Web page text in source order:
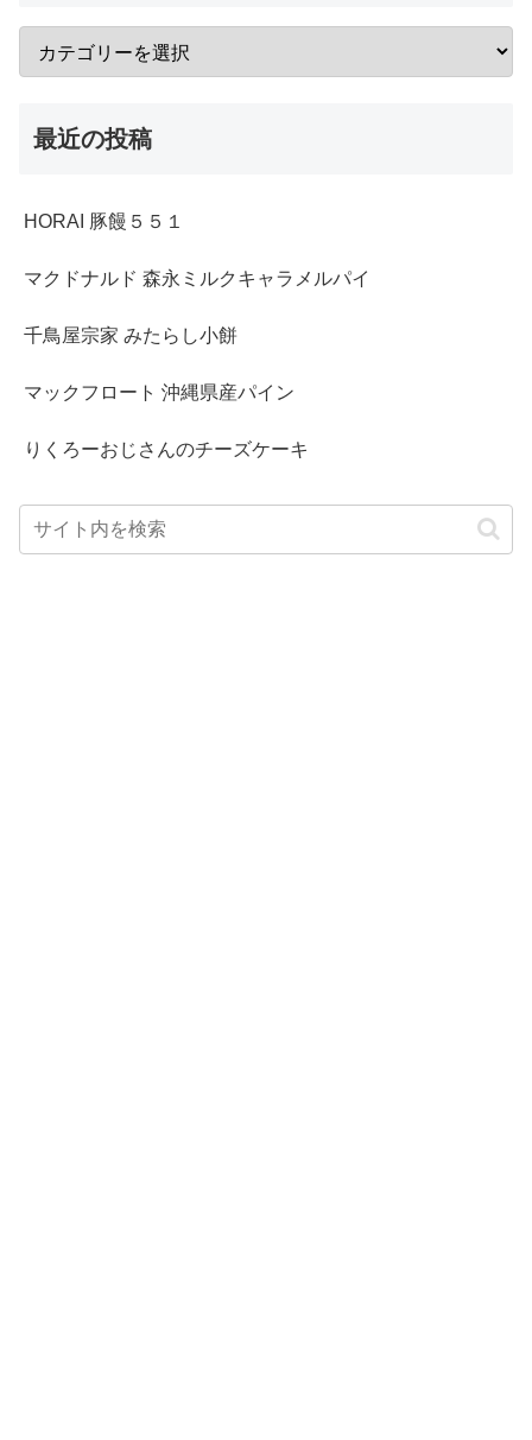
最近の投稿
HORAI 豚饅５５１
マクドナルド 森永ミルクキャラメルパイ
千鳥屋宗家 みたらし小餅
マックフロート 沖縄県産パイン
りくろーおじさんのチーズケーキ